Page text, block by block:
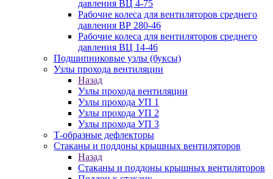
давления ВЦ 4-75
Рабочие колеса для вентиляторов среднего
давления ВР 280-46
Рабочие колеса для вентиляторов среднего
давления ВЦ 14-46
Подшипниковые узлы (буксы)
Узлы прохода вентиляции
Назад
Узлы прохода вентиляции
Узлы прохода УП 1
Узлы прохода УП 2
Узлы прохода УП 3
Т-образные дефлекторы
Стаканы и поддоны крышных вентиляторов
Назад
Стаканы и поддоны крышных вентиляторов